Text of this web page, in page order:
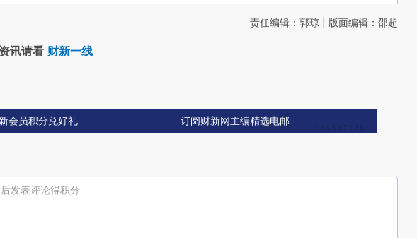
责任编辑：郭琼 | 版面编辑：邵超
讯请看 财新一线
会员积分兑好礼 订阅财新网主编精选电邮
后发表评论得积分